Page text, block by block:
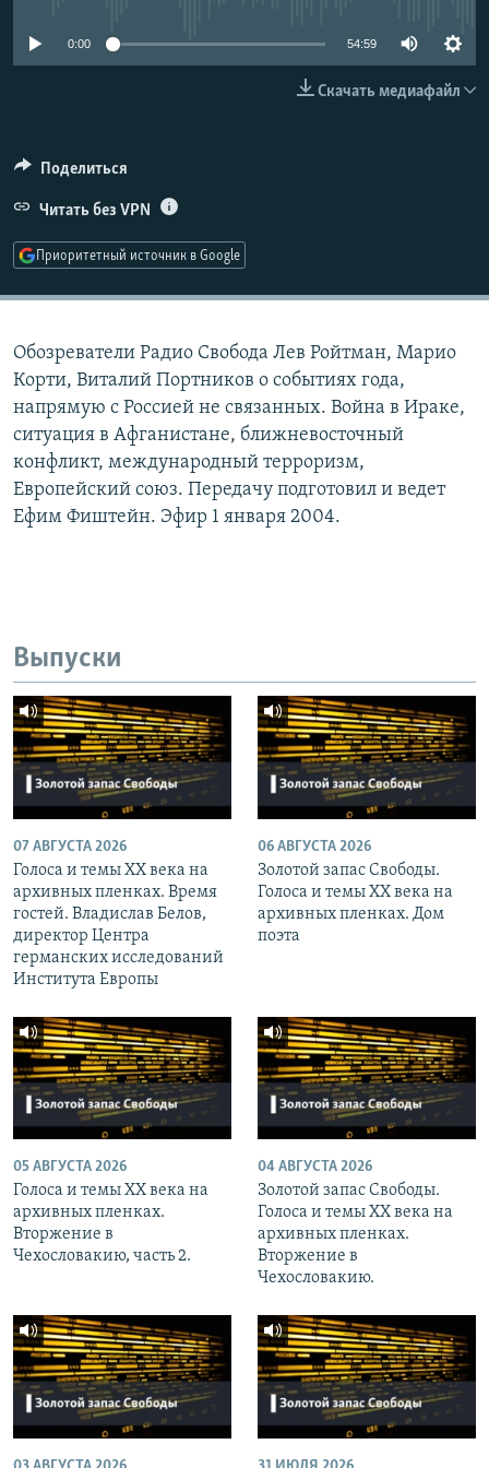
Все сайты РСЕ/РС
0:00 54:59
Скачать медиафайл
Поделиться
Читать без VPN
Приоритетный источник в Google
Обозреватели Радио Свобода Лев Ройтман, Марио
Корти, Виталий Портников о событиях года,
напрямую с Россией не связанных. Война в Ираке,
ситуация в Афганистане, ближневосточный
конфликт, международный терроризм,
Европейский союз. Передачу подготовил и ведет
Ефим Фиштейн. Эфир 1 января 2004.
Выпуски
07 АВГУСТА 2026
Голоса и темы XX века на
архивных пленках. Время
гостей. Владислав Белов,
директор Центра
германских исследований
Института Европы
06 АВГУСТА 2026
Золотой запас Свободы.
Голоса и темы XX века на
архивных пленках. Дом
поэта
05 АВГУСТА 2026
Голоса и темы XX века на
архивных пленках.
Вторжение в
Чехословакию, часть 2.
04 АВГУСТА 2026
Золотой запас Свободы.
Голоса и темы XX века на
архивных пленках.
Вторжение в
Чехословакию.